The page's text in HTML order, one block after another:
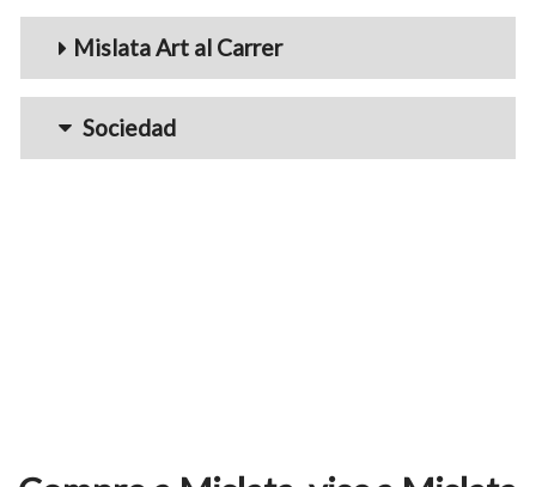
Mislata Art al Carrer
Sociedad